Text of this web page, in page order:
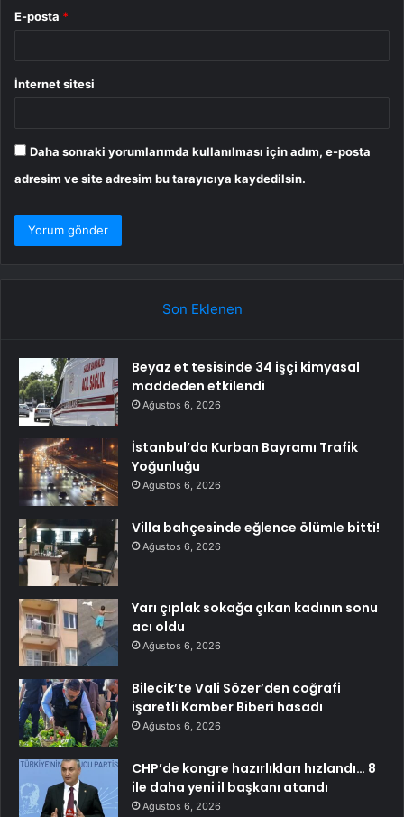
E-posta *
İnternet sitesi
Daha sonraki yorumlarımda kullanılması için adım, e-posta
adresim ve site adresim bu tarayıcıya kaydedilsin.
Son Eklenen
Beyaz et tesisinde 34 işçi kimyasal
maddeden etkilendi
Ağustos 6, 2026
İstanbul’da Kurban Bayramı Trafik
Yoğunluğu
Ağustos 6, 2026
Villa bahçesinde eğlence ölümle bitti!
Ağustos 6, 2026
Yarı çıplak sokağa çıkan kadının sonu
acı oldu
Ağustos 6, 2026
Bilecik’te Vali Sözer’den coğrafi
işaretli Kamber Biberi hasadı
Ağustos 6, 2026
CHP’de kongre hazırlıkları hızlandı… 8
ile daha yeni il başkanı atandı
Ağustos 6, 2026